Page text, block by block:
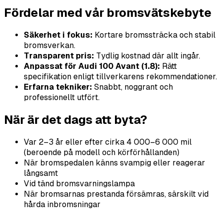
Fördelar med vår bromsvätskebyte
Säkerhet i fokus: Kortare bromssträcka och stabil
bromsverkan.
Transparent pris: Tydlig kostnad där allt ingår.
Anpassat för Audi 100 Avant (1.8): Rätt
specifikation enligt tillverkarens rekommendationer.
Erfarna tekniker: Snabbt, noggrant och
professionellt utfört.
När är det dags att byta?
Var 2–3 år eller efter cirka 4 000–6 000 mil
(beroende på modell och körförhållanden)
När bromspedalen känns svampig eller reagerar
långsamt
Vid tänd bromsvarningslampa
När bromsarnas prestanda försämras, särskilt vid
hårda inbromsningar